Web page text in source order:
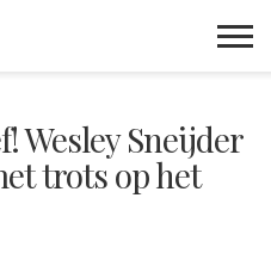
Wesley Sneijder
trots op het